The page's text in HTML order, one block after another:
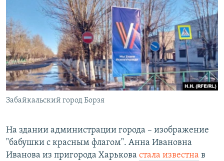
Забайкальский город Борзя
На здании администрации города – изображение
"бабушки с красным флагом". Анна Ивановна
Иванова из пригорода Харькова стала известна в